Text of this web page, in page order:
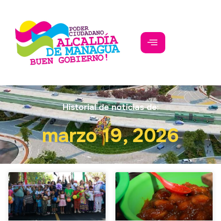
Historial de noticias de:
marzo 19, 2026